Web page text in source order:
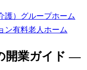
） グループホーム
ン有料老人ホーム
開業ガイド —